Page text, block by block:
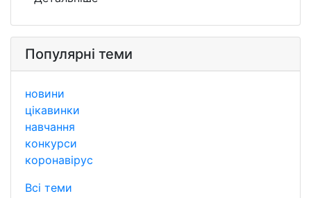
Популярні теми
новини
цікавинки
навчання
конкурси
коронавірус
Всі теми